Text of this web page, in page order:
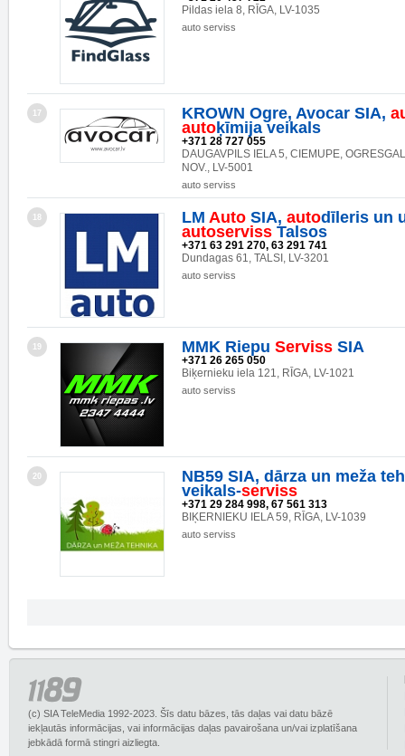
Pildas iela 8, RĪGA, LV-1035
auto serviss
17 KROWN Ogre, Avocar SIA,
autoķīmija veikals
+371 28 727 055
DAUGAVPILS IELA 5, CIEMUPE,
NOV., LV-5001
auto serviss
18 LM Auto SIA, autodīleris un
autoserviss Talsos
+371 63 291 270, 63 291 741
Dundagas 61, TALSI, LV-3201
auto serviss
19 MMK Riepu Serviss SIA
+371 26 265 050
Biķernieku iela 121, RĪGA, LV-1021
auto serviss
20
NB59 SIA, dārza un meža
veikals-serviss
+371 29 284 998, 67 561 313
BIĶERNIEKU IELA 59, RĪGA, LV-1039
auto serviss
(c) SIA TeleMedia 1992-2023. Šīs datu bāzes, tās daļas vai datu bāzē
iekļautās informācijas, vai informācijas daļas pavairošana un/vai izplatīšana
jebkādā formā stingri aizliegta.